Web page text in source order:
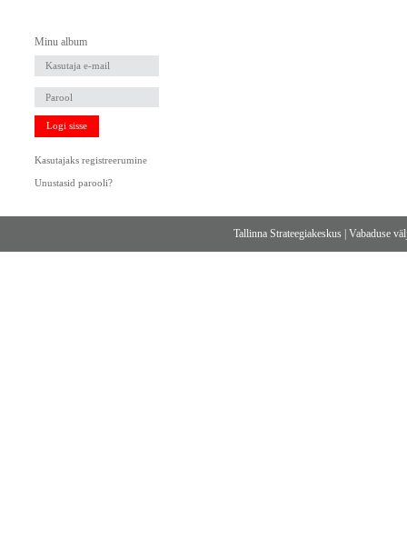
Minu album
Logi sisse
Kasutajaks registreerumine
Unustasid parooli?
Tallinna Strateegiakeskus |Vabaduse